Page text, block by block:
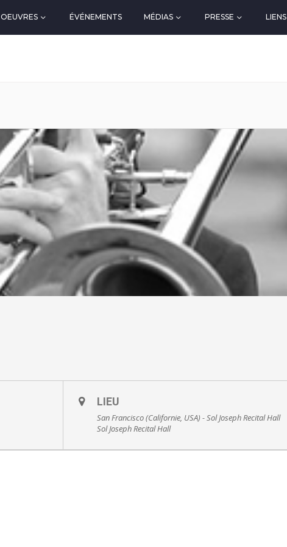
OEUVRES ÉVÉNEMENTS MÉDIAS PRESSE LIENS
LIEU
San Francisco (Californie, USA) - Sol Joseph Recital Hall
Sol Joseph Recital Hall